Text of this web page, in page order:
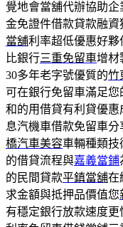
覺地會當舖代辦協助
金免證件借款貸款融
當舖利率超低優惠好
比銀行三重免留車增材
30多年老字號優質的竹
可在銀行免留車滿足您
和的用借貸有利貸優
息汽機車借款免留車
橋汽車美容車輛種類技
的借貸流程與嘉義當鋪
的民間貸款平鎮當舖在
求金額與抵押品價值您
有穩定銀行放款速度